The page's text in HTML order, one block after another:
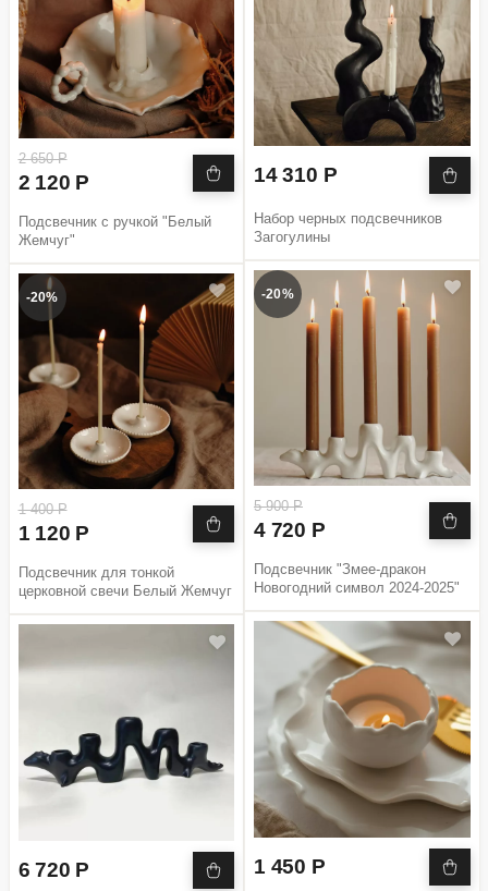
2 650 Р
2 120 Р
Подсвечник с ручкой "Белый
Жемчуг"
-20%
1 400 Р
1 120 Р
Подсвечник для тонкой
церковной свечи Белый Жемчуг
6 720 Р
14 310 Р
Набор черных подсвечников
Загогулины
-20%
5 900 Р
4 720 Р
Подсвечник "Змее-дракон
Новогодний символ 2024-2025"
1 450 Р